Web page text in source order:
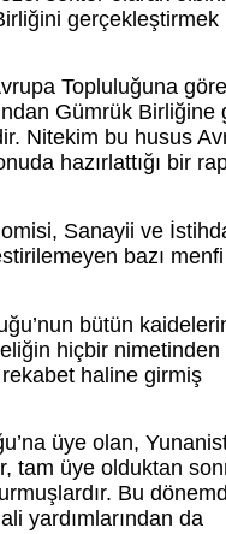
gerçekleştirmek
Topluluğuna göre
Gümrük Birliğine
Nitekim bu husus
hazırlattığı bir
Sanayii ve
bazı menfi
bütün
hiçbir nimetinden
haline girmiş
üye olan,
tam üye olduktan
Bu
yardımlarından da